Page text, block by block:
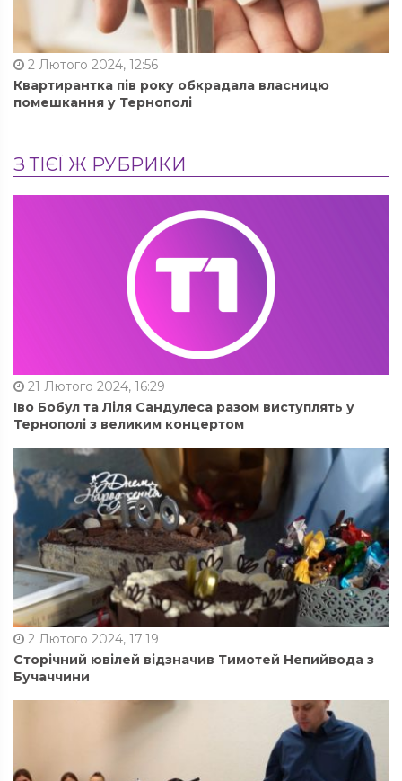
2 Лютого 2024, 12:56
Квартирантка пів року обкрадала власницю
помешкання у Тернополі
З ТІЄЇ Ж РУБРИКИ
21 Лютого 2024, 16:29
Іво Бобул та Ліля Сандулеса разом виступлять у
Тернополі з великим концертом
2 Лютого 2024, 17:19
Сторічний ювілей відзначив Тимотей Непийвода з
Бучаччини